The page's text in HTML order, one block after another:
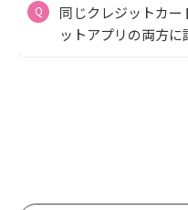
同じクレジットカー
ットアプリの両方に